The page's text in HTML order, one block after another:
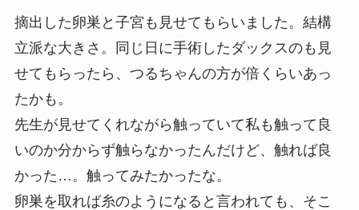
摘出した卵巣と子宮も見せてもらいました。結構
立派な大きさ。同じ日に手術したダックスのも見
せてもらったら、つるちゃんの方が倍くらいあっ
たかも。
先生が見せてくれながら触っていて私も触って良
いのか分からず触らなかったんだけど、触れば良
かった…。触ってみたかったな。
卵巣を取れば糸のようになると言われても、そこ